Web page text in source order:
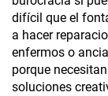
difícil que el
a hacer
enfermos o
porque
soluciones